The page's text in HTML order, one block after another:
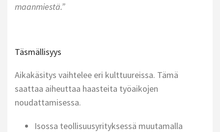
maanmiestä.”
Täsmällisyys
Aikakäsitys vaihtelee eri kulttuureissa. Tämä
saattaa aiheuttaa haasteita työaikojen
noudattamisessa.
Isossa teollisuusyrityksessä muutamalla